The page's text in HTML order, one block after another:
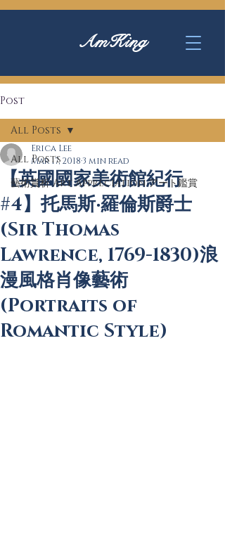
AmKing
Post
All Posts
藝術賞析 Art Appreciation アート鑑賞
All Posts
【英國國家美術館紀行
#4】托馬斯‧羅倫斯爵士
(Sir Thomas
Lawrence, 1769-1830)浪
漫風格肖像藝術
(Portraits of
Romantic Style)
Erica Lee
Mar 17, 20183 min read